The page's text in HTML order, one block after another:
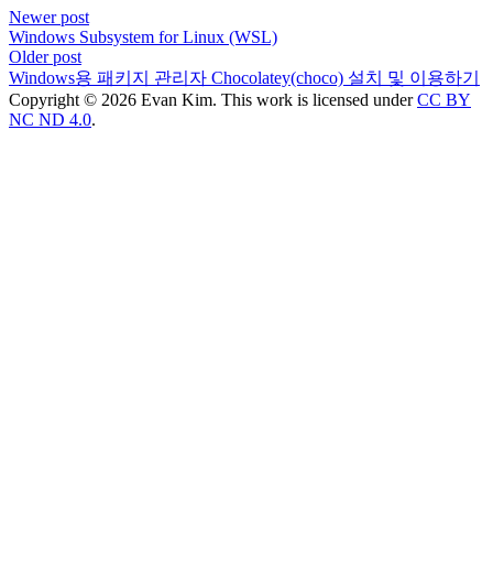
Newer post
Windows Subsystem for Linux (WSL)
Older post
Windows용 패키지 관리자 Chocolatey(choco) 설치 및 이용하기
Copyright © 2026 Evan Kim. This work is licensed underCC BY
NC ND 4.0.